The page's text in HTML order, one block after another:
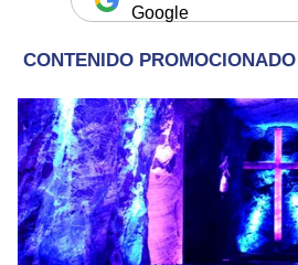
Google